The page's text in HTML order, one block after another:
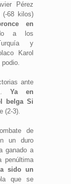
Pérez
(-68 kilos)
en
a los
y
Karol
podio.
ante
Ya en
belga Si
(2-3).
de
un duro
ganado a
penúltima
sido un
que se